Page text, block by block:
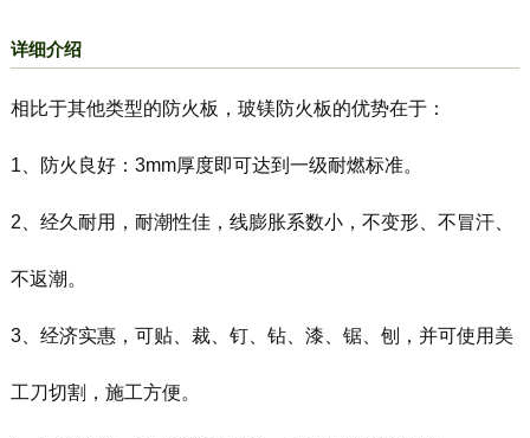
详细介绍
相比于其他类型的防火板，玻镁防火板的优势在于：
1、防火良好：3mm厚度即可达到一级耐燃标准。
2、经久耐用，耐潮性佳，线膨胀系数小，不变形、不冒汗、
不返潮。
3、经济实惠，可贴、裁、钉、钻、漆、锯、刨，并可使用美
工刀切割，施工方便。